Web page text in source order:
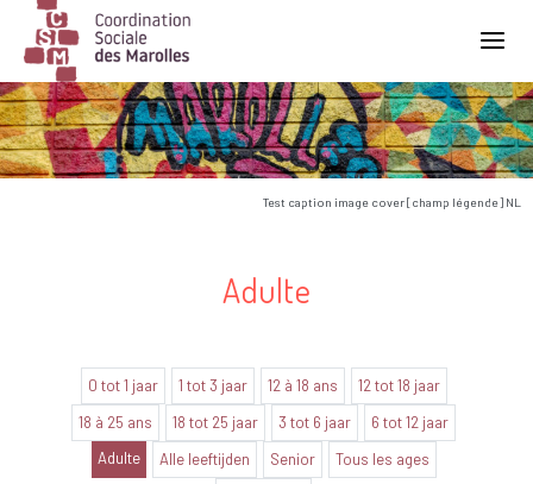
Main Navigation
Test caption image cover [champ légende] NL
Adulte
0 tot 1 jaar 1 tot 3 jaar 12 à 18 ans
12 tot 18 jaar
18 à 25 ans
18 tot 25 jaar 3 tot 6 jaar
6 tot 12 jaar
Adulte
Alle leeftijden Senior
Tous les ages